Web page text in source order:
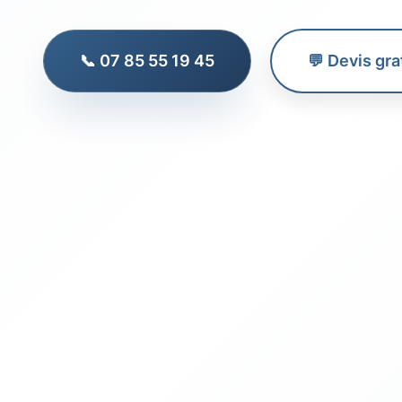
📞 07 85 55 19 45 💬 Devis